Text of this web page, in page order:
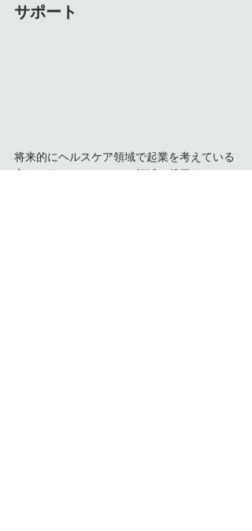
サポート
将来的にヘルスケア領域で起業を考えている
方や、すでにヘルスケア領域で起業をしてい